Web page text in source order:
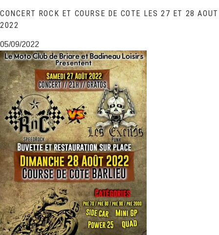
CONCERT ROCK ET COURSE DE COTE LES 27 ET 28 AOUT
2022
05/09/2022